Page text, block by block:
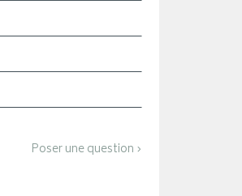
Poser une question ›